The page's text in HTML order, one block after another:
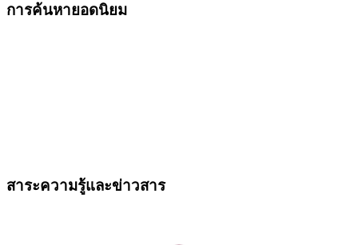
การค้นหายอดนิยม
สาระความรู้และข่าวสาร